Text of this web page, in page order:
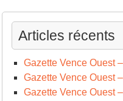
Articles récents
Gazette Vence Ouest
Gazette Vence Ouest
Gazette Vence Ouest